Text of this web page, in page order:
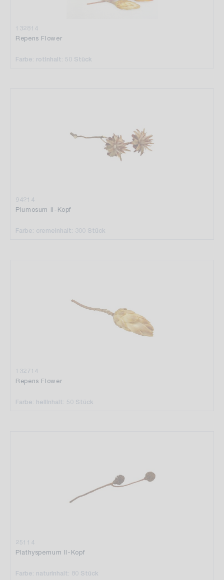
132814
Repens Flower
Farbe: rotInhalt: 50 Stück
94214
Plumosum II-Kopf
Farbe: cremeInhalt: 300 Stück
132714
Repens Flower
Farbe: hellInhalt: 50 Stück
25114
Plathyspernum II-Kopf
Farbe: naturInhalt: 80 Stück